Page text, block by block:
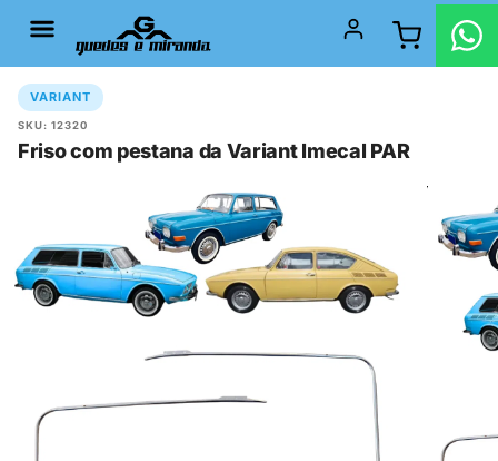
VARIANT
SKU: 12320
Friso com pestana da Variant Imecal PAR